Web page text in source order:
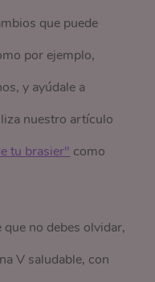
que puede
por ejemplo,
y ayúdale a
nuestro artículo
tu brasier" como
no debes olvidar,
V saludable, con